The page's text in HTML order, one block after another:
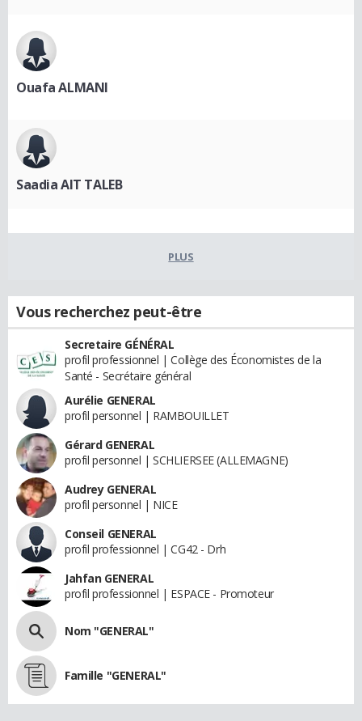
Ouafa ALMANI
Saadia AIT TALEB
PLUS
Vous recherchez peut-être
Secretaire GÉNÉRAL
profil professionnel | Collège des Économistes de la
Santé - Secrétaire général
Aurélie GENERAL
profil personnel | RAMBOUILLET
Gérard GENERAL
profil personnel | SCHLIERSEE (ALLEMAGNE)
Audrey GENERAL
profil personnel | NICE
Conseil GENERAL
profil professionnel | CG42 - Drh
Jahfan GENERAL
profil professionnel | ESPACE - Promoteur
Nom "GENERAL"
Famille "GENERAL"